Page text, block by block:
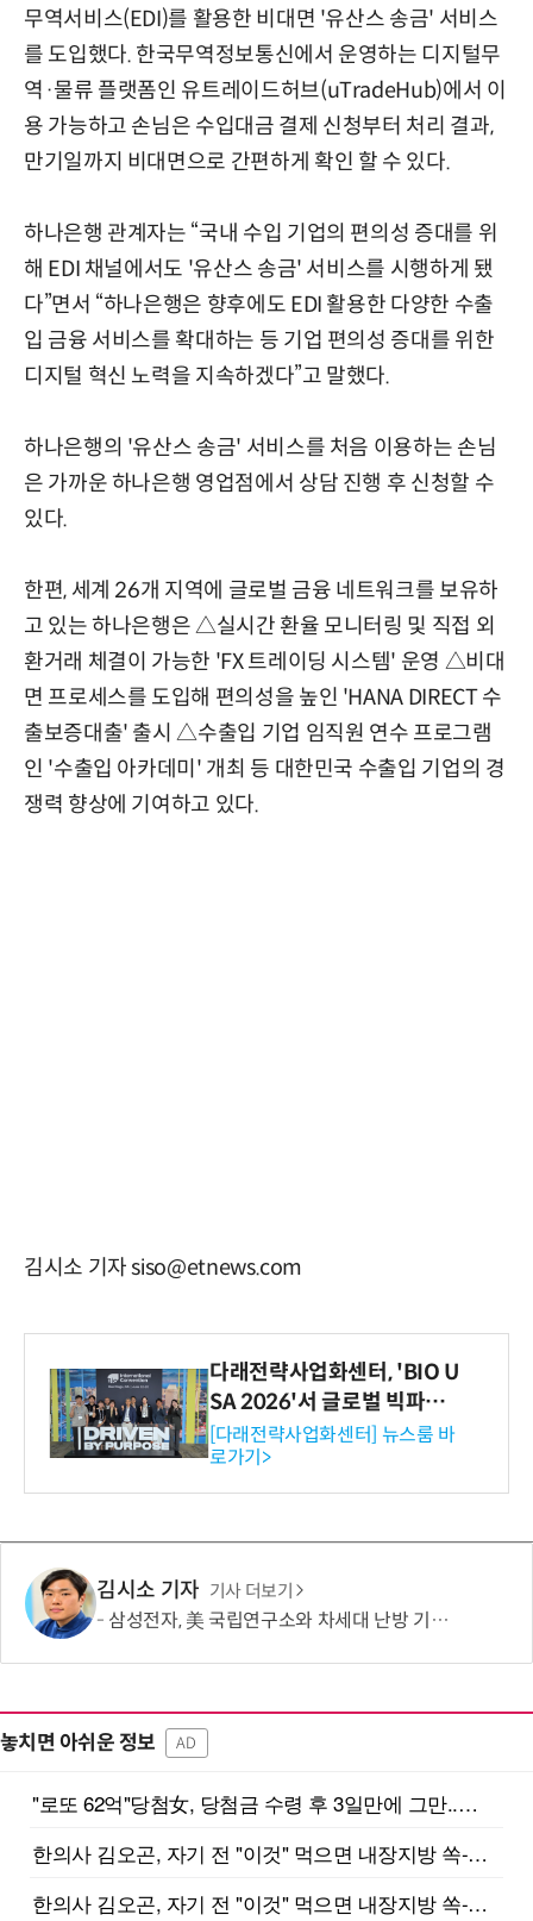
무역서비스(EDI)를 활용한 비대면 '유산스 송금' 서비스
를 도입했다. 한국무역정보통신에서 운영하는 디지털무
역·물류 플랫폼인 유트레이드허브(uTradeHub)에서 이
용 가능하고 손님은 수입대금 결제 신청부터 처리 결과,
만기일까지 비대면으로 간편하게 확인 할 수 있다.
하나은행 관계자는 “국내 수입 기업의 편의성 증대를 위
해 EDI 채널에서도 '유산스 송금' 서비스를 시행하게 됐
다”면서 “하나은행은 향후에도 EDI 활용한 다양한 수출
입 금융 서비스를 확대하는 등 기업 편의성 증대를 위한
디지털 혁신 노력을 지속하겠다”고 말했다.
하나은행의 '유산스 송금' 서비스를 처음 이용하는 손님
은 가까운 하나은행 영업점에서 상담 진행 후 신청할 수
있다.
한편, 세계 26개 지역에 글로벌 금융 네트워크를 보유하
고 있는 하나은행은 △실시간 환율 모니터링 및 직접 외
환거래 체결이 가능한 'FX 트레이딩 시스템' 운영 △비대
면 프로세스를 도입해 편의성을 높인 'HANA DIRECT 수
출보증대출' 출시 △수출입 기업 임직원 연수 프로그램
인 '수출입 아카데미' 개최 등 대한민국 수출입 기업의 경
쟁력 향상에 기여하고 있다.
김시소 기자 siso@etnews.com
다래전략사업화센터, 'BIO U
SA 2026'서 글로벌 빅파마
와의 비즈니스 미팅 지원…K
-바이오 해외 진출 교두보 확
보
[다래전략사업화센터] 뉴스룸 바
로가기>
김시소 기자 기사 더보기
삼성전자, 美 국립연구소와 차세대 난방 기술 개발한다
놓치면 아쉬운 정보 AD